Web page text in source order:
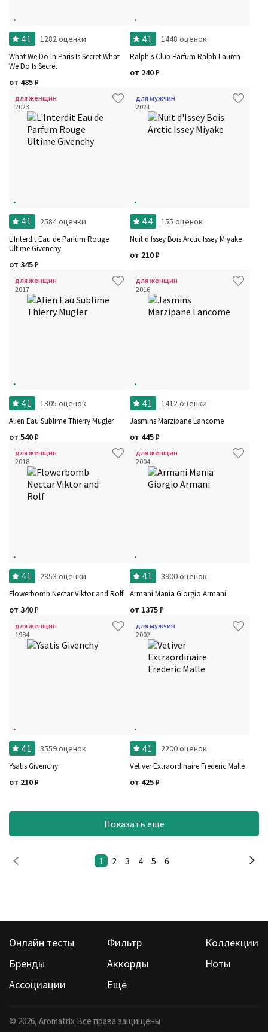
4.1 1282 оценки
What We Do In Paris Is Secret What
We Do Is Secret
от 485₽
4.1 1448 оценок
Ralph's Club Parfum Ralph Lauren
от 240₽
для женщин
2023
4.1 2584 оценки
L'Interdit Eau de Parfum Rouge
Ultime Givenchy
от 345₽
для мужчин
2021
4.4 155 оценок
Nuit d'Issey Bois Arctic Issey Miyake
от 210₽
для женщин
2017
4.1 1305 оценок
Alien Eau Sublime Thierry Mugler
от 540₽
для женщин
2016
4.1 1412 оценки
Jasmins Marzipane Lancome
от 445₽
для женщин
2018
4.1 2853 оценки
Flowerbomb Nectar Viktor and Rolf
от 340₽
для женщин
2004
4.1 3900 оценок
Armani Mania Giorgio Armani
от 1375₽
для женщин
1984
4.1 3559 оценок
Ysatis Givenchy
от 210₽
для мужчин
2002
4.1 2200 оценок
Vetiver Extraordinaire Frederic Malle
от 425₽
Показать еще
1 2 3 4 5 6
Онлайн тесты Фильтр
Коллекции
Бренды
Аккорды
Ноты
Ассоциации
Еще
© 2026, Aromatrix Все права защищены